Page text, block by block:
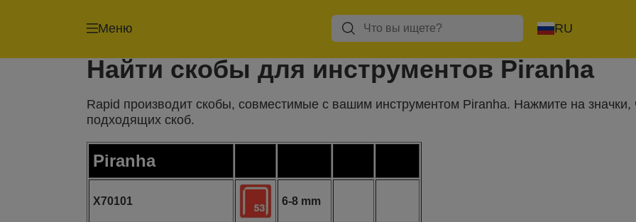
Меню RU
Найти скобы для инструментов Piranha
Rapid производит скобы, совместимые с вашим инструментом Piranha. Нажмите на значки,
подходящих скоб.
Piranha
X70101 6-8 mm